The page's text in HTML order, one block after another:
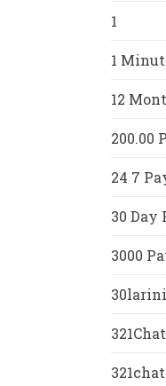
1
1
12
200.00
24 7
30 Day
3000